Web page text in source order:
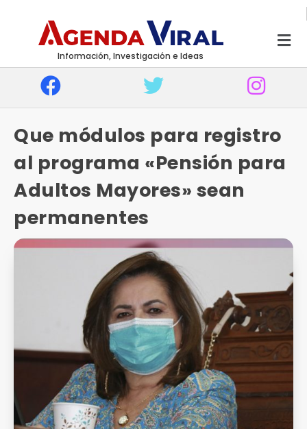
Información, Investigación e Ideas
Que módulos para registro
al programa «Pensión para
Adultos Mayores» sean
permanentes